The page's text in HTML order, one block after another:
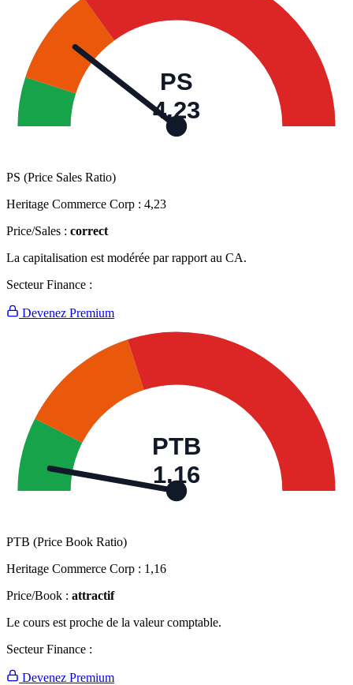
PS
4,23
PS (Price Sales Ratio)
Heritage Commerce Corp : 4,23
Price/Sales : correct
La capitalisation est modérée par rapport au CA.
Secteur Finance :
Devenez Premium
PTB
1,16
PTB (Price Book Ratio)
Heritage Commerce Corp : 1,16
Price/Book : attractif
Le cours est proche de la valeur comptable.
Secteur Finance :
Devenez Premium